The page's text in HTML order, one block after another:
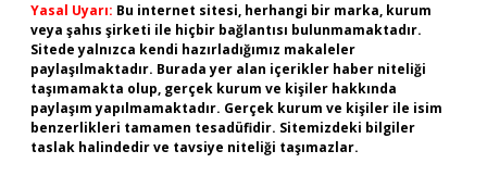
Yasal Uyarı: Bu internet sitesi, herhangi bir marka, kurum
veya şahıs şirketi ile hiçbir bağlantısı bulunmamaktadır.
Sitede yalnızca kendi hazırladığımız makaleler
paylaşılmaktadır. Burada yer alan içerikler haber niteliği
taşımamakta olup, gerçek kurum ve kişiler hakkında
paylaşım yapılmamaktadır. Gerçek kurum ve kişiler ile isim
benzerlikleri tamamen tesadüfidir. Sitemizdeki bilgiler
taslak halindedir ve tavsiye niteliği taşımazlar.